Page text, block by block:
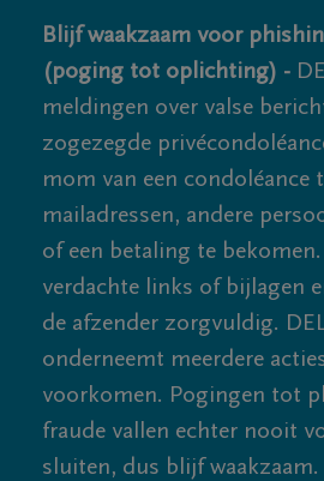
Blijf waakzaam voor
(poging tot oplichting) -
meldingen over valse
zogezegde
mom van een condoléance
mailadressen, andere
of een betaling te
verdachte links of bijlagen
de afzender zorgvuldig.
onderneemt meerdere
voorkomen. Pogingen tot
fraude vallen echter nooit
sluiten, dus blijf waakzaam.